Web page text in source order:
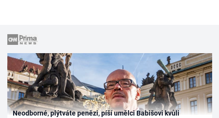
Neodborné, plýtváte penězi, píší umělci Babišovi kvůli